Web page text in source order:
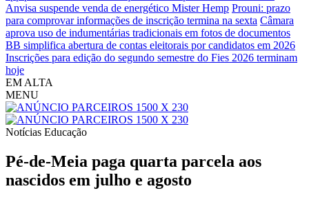
Anvisa suspende venda de energético Mister Hemp Prouni: prazo
para comprovar informações de inscrição termina na sexta Câmara
aprova uso de indumentárias tradicionais em fotos de documentos
BB simplifica abertura de contas eleitorais por candidatos em 2026
Inscrições para edição do segundo semestre do Fies 2026 terminam
hoje
EM ALTA
MENU
Notícias Educação
Pé-de-Meia paga quarta parcela aos
nascidos em julho e agosto